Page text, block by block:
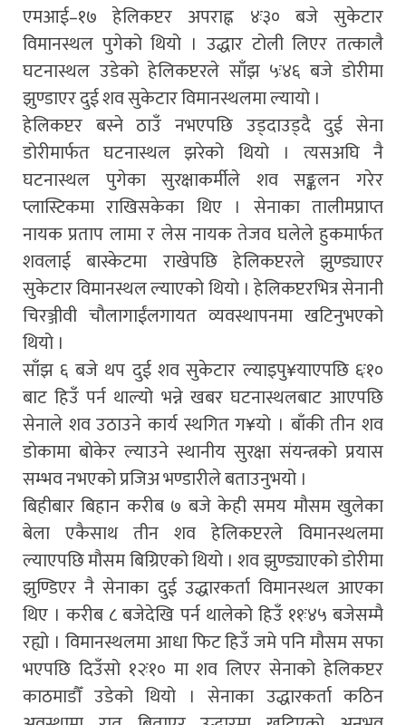
एमआई–१७ हेलिकप्टर अपराह्न ४ः३० बजे सुकेटार
विमानस्थल पुगेको थियो । उद्धार टोली लिएर तत्कालै
घटनास्थल उडेको हेलिकप्टरले साँझ ५ः४६ बजे डोरीमा
झुण्डाएर दुई शव सुकेटार विमानस्थलमा ल्यायो ।
हेलिकप्टर बस्ने ठाउँ नभएपछि उड्दाउड्दै दुई सेना
डोरीमार्फत घटनास्थल झरेको थियो । त्यसअघि नै
घटनास्थल पुगेका सुरक्षाकर्मीले शव सङ्कलन गरेर
प्लास्टिकमा राखिसकेका थिए । सेनाका तालीमप्राप्त
नायक प्रताप लामा र लेस नायक तेजव घलेले हुकमार्फत
शवलाई बास्केटमा राखेपछि हेलिकप्टरले झुण्ड्याएर
सुकेटार विमानस्थल ल्याएको थियो । हेलिकप्टरभित्र सेनानी
चिरञ्जीवी चौलागाईंलगायत व्यवस्थापनमा खटिनुभएको
थियो ।
साँझ ६ बजे थप दुई शव सुकेटार ल्याइपु¥याएपछि ६ः१०
बाट हिउँ पर्न थाल्यो भन्ने खबर घटनास्थलबाट आएपछि
सेनाले शव उठाउने कार्य स्थगित ग¥यो । बाँकी तीन शव
डोकामा बोकेर ल्याउने स्थानीय सुरक्षा संयन्त्रको प्रयास
सम्भव नभएको प्रजिअ भण्डारीले बताउनुभयो ।
बिहीबार बिहान करीब ७ बजे केही समय मौसम खुलेका
बेला एकैसाथ तीन शव हेलिकप्टरले विमानस्थलमा
ल्याएपछि मौसम बिग्रिएको थियो । शव झुण्ड्याएको डोरीमा
झुण्डिएर नै सेनाका दुई उद्धारकर्ता विमानस्थल आएका
थिए । करीब ८ बजेदेखि पर्न थालेको हिउँ ११ः४५ बजेसम्मै
रह्यो । विमानस्थलमा आधा फिट हिउँ जमे पनि मौसम सफा
भएपछि दिउँसो १२ः१० मा शव लिएर सेनाको हेलिकप्टर
काठमाडौँ उडेको थियो । सेनाका उद्धारकर्ता कठिन